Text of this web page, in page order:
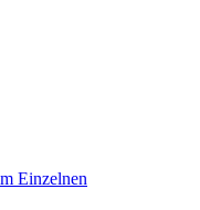
Einzelnen